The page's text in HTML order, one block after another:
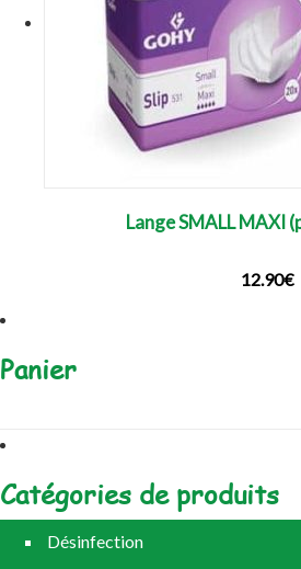
Lange SMALL MAXI
12.90€
Panier
Catégories de produits
Désinfection